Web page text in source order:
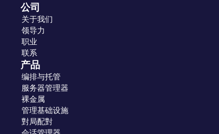
公司
关于我们
领导力
职业
联系
产品
编排与托管
服务器管理器
裸金属
管理基础设施
對局配對